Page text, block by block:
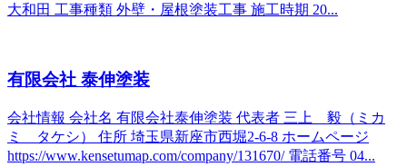
大和田 工事種類 外壁・屋根塗装工事 施工時期 20...
有限会社 泰伸塗装
会社情報 会社名 有限会社泰伸塗装 代表者 三上 毅（ミカ
ミ タケシ） 住所 埼玉県新座市西堀2-6-8 ホームページ
https://www.kensetumap.com/company/131670/ 電話番号 04...